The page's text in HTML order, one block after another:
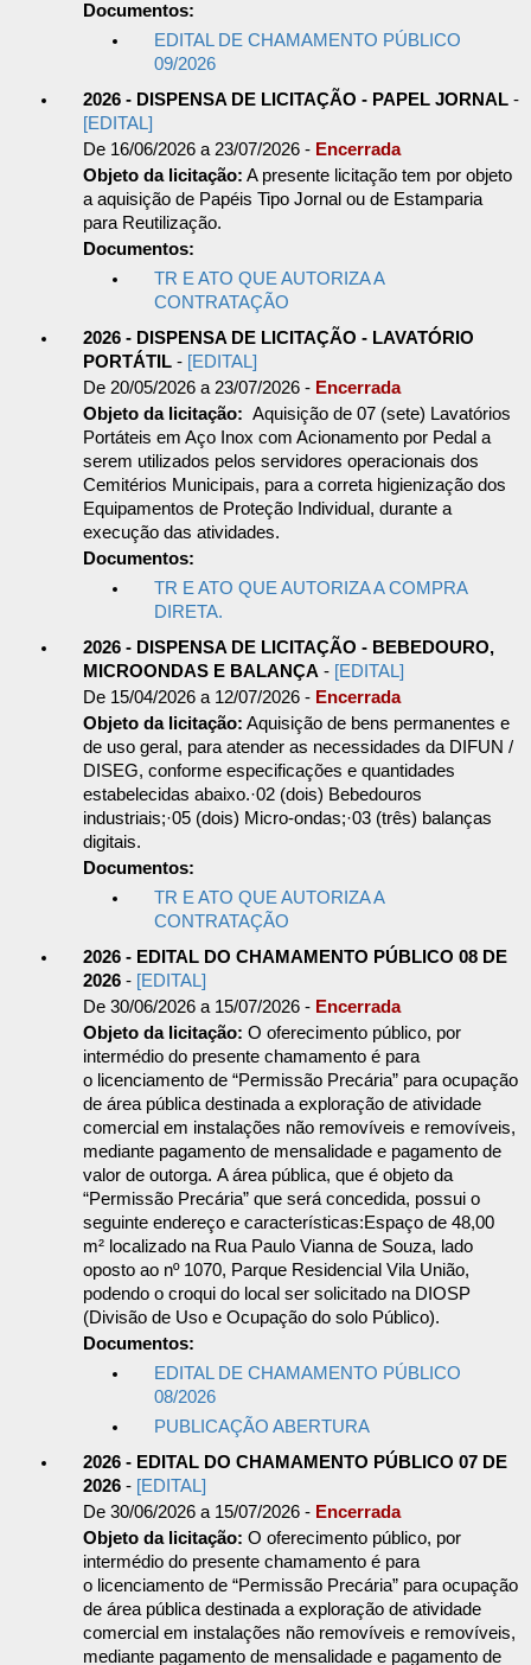
Documentos:
EDITAL DE CHAMAMENTO PÚBLICO
09/2026
2026 - DISPENSA DE LICITAÇÃO - PAPEL JORNAL -
[EDITAL]
De 16/06/2026 a 23/07/2026 - Encerrada
Objeto da licitação: A presente licitação tem por objeto
a aquisição de Papéis Tipo Jornal ou de Estamparia
para Reutilização.
Documentos:
TR E ATO QUE AUTORIZA A
CONTRATAÇÃO
2026 - DISPENSA DE LICITAÇÃO - LAVATÓRIO
PORTÁTIL - [EDITAL]
De 20/05/2026 a 23/07/2026 - Encerrada
Objeto da licitação: Aquisição de 07 (sete) Lavatórios
Portáteis em Aço Inox com Acionamento por Pedal a
serem utilizados pelos servidores operacionais dos
Cemitérios Municipais, para a correta higienização dos
Equipamentos de Proteção Individual, durante a
execução das atividades.
Documentos:
TR E ATO QUE AUTORIZA A COMPRA
DIRETA.
2026 - DISPENSA DE LICITAÇÃO - BEBEDOURO,
MICROONDAS E BALANÇA - [EDITAL]
De 15/04/2026 a 12/07/2026 - Encerrada
Objeto da licitação: Aquisição de bens permanentes e
de uso geral, para atender as necessidades da DIFUN /
DISEG, conforme especificações e quantidades
estabelecidas abaixo.·02 (dois) Bebedouros
industriais;·05 (dois) Micro-ondas;·03 (três) balanças
digitais.
Documentos:
TR E ATO QUE AUTORIZA A
CONTRATAÇÃO
2026 - EDITAL DO CHAMAMENTO PÚBLICO 08 DE
2026 - [EDITAL]
De 30/06/2026 a 15/07/2026 - Encerrada
Objeto da licitação: O oferecimento público, por
intermédio do presente chamamento é para
o licenciamento de “Permissão Precária” para ocupação
de área pública destinada a exploração de atividade
comercial em instalações não removíveis e removíveis,
mediante pagamento de mensalidade e pagamento de
valor de outorga. A área pública, que é objeto da
“Permissão Precária” que será concedida, possui o
seguinte endereço e características:Espaço de 48,00
m² localizado na Rua Paulo Vianna de Souza, lado
oposto ao nº 1070, Parque Residencial Vila União,
podendo o croqui do local ser solicitado na DIOSP
(Divisão de Uso e Ocupação do solo Público).
Documentos:
EDITAL DE CHAMAMENTO PÚBLICO
08/2026
PUBLICAÇÃO ABERTURA
2026 - EDITAL DO CHAMAMENTO PÚBLICO 07 DE
2026 - [EDITAL]
De 30/06/2026 a 15/07/2026 - Encerrada
Objeto da licitação: O oferecimento público, por
intermédio do presente chamamento é para
o licenciamento de “Permissão Precária” para ocupação
de área pública destinada a exploração de atividade
comercial em instalações não removíveis e removíveis,
mediante pagamento de mensalidade e pagamento de